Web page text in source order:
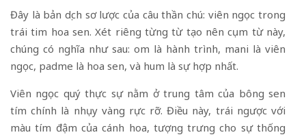
Đây là bản dịch sơ lược của câu thần chú: viên ngọc trong
trái tim hoa sen. Xét riêng từng từ tạo nên cụm từ này,
chúng có nghĩa như sau: om là hành trình, mani là viên
ngọc, padme là hoa sen, và hum là sự hợp nhất.
Viên ngọc quý thực sự nằm ở trung tâm của bông sen
tím chính là nhụy vàng rực rỡ. Điều này, trái ngược với
màu tím đậm của cánh hoa, tượng trưng cho sự thống